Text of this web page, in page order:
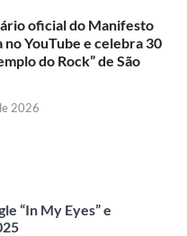
oficial do Manifesto
no YouTube e celebra 30
do Rock” de São
2026
“In My Eyes” e